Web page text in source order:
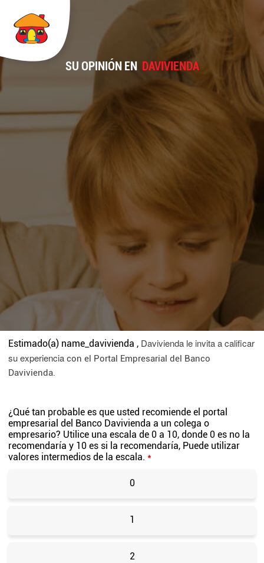
SU OPINIÓN EN DAVIVIENDA
Estimado(a) name_davivienda , Davivienda le invita a calificar
su experiencia con el Portal Empresarial del Banco
Davivienda.
¿Qué tan probable es que usted recomiende el portal
empresarial del Banco Davivienda a un colega o
empresario? Utilice una escala de 0 a 10, donde 0 es no la
recomendaría y 10 es si la recomendaría, Puede utilizar
valores intermedios de la escala. *
0
1
2